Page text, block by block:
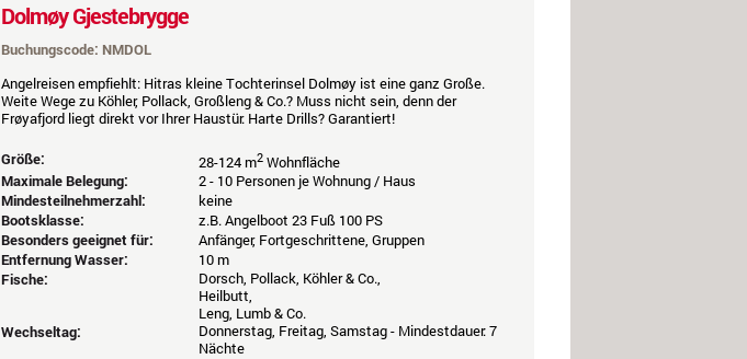
Dolmøy Gjestebrygge
Buchungscode: NMDOL
Angelreisen empfiehlt: Hitras kleine Tochterinsel Dolmøy ist eine ganz Große.
Weite Wege zu Köhler, Pollack, Großleng & Co.? Muss nicht sein, denn der
Frøyafjord liegt direkt vor Ihrer Haustür. Harte Drills? Garantiert!
Größe: 28-124 m2 Wohnfläche
Maximale Belegung:
2 - 10 Personen je Wohnung / Haus
Mindesteilnehmerzahl:
keine
Bootsklasse:
z.B. Angelboot 23 Fuß 100 PS
Besonders geeignet für:
Anfänger, Fortgeschrittene, Gruppen
Entfernung Wasser:
10 m
Fische:
Dorsch, Pollack, Köhler & Co.,
Heilbutt,
Leng, Lumb & Co.
Wechseltag:
Donnerstag, Freitag, Samstag - Mindestdauer: 7
Nächte